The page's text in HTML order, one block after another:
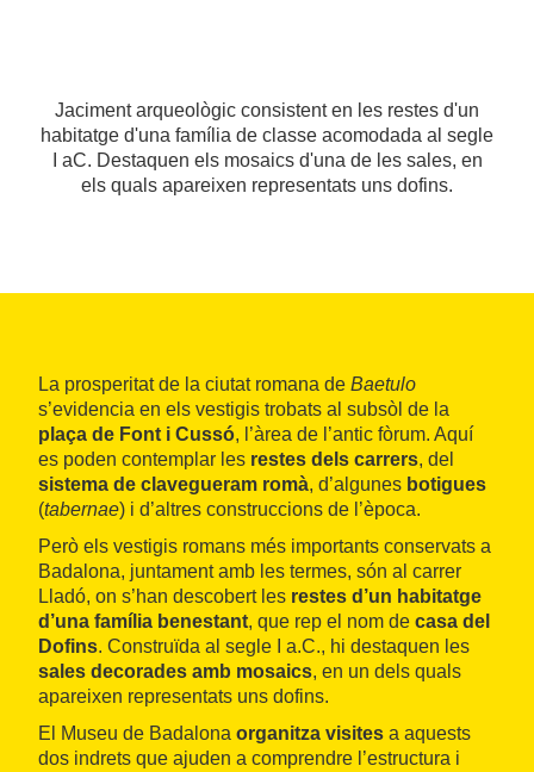
Jaciment arqueològic consistent en les restes d'un
habitatge d'una família de classe acomodada al segle
I aC. Destaquen els mosaics d'una de les sales, en
els quals apareixen representats uns dofins.
La prosperitat de la ciutat romana de Baetulo
s’evidencia en els vestigis trobats al subsòl de la
plaça de Font i Cussó, l’àrea de l’antic fòrum. Aquí
es poden contemplar les restes dels carrers, del
sistema de clavegueram romà, d’algunes botigues
(tabernae) i d’altres construccions de l’època.
Però els vestigis romans més importants conservats a
Badalona, juntament amb les termes, són al carrer
Lladó, on s’han descobert les restes d’un habitatge
d’una família benestant, que rep el nom de casa del
Dofins. Construïda al segle I a.C., hi destaquen les
sales decorades amb mosaics, en un dels quals
apareixen representats uns dofins.
El Museu de Badalona organitza visites a aquests
dos indrets que ajuden a comprendre l’estructura i